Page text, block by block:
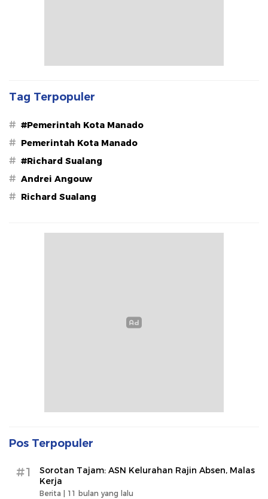
Tag Terpopuler
# #Pemerintah Kota Manado
# Pemerintah Kota Manado
# #Richard Sualang
# Andrei Angouw
# Richard Sualang
Pos Terpopuler
#1
Sorotan Tajam: ASN Kelurahan Rajin Absen, Malas
Kerja
Berita | 11 bulan yang lalu